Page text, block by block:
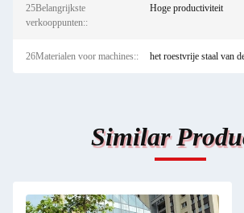
25Belangrijkste
verkooppunten::
Hoge productiviteit
26Materialen voor machines:: het roestvrije staal van
Similar